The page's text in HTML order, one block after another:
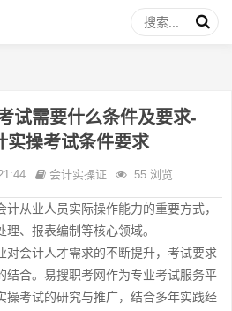
试需要什么条件及要求-
实操考试条件要求
会计实操证 55 浏览
从业人员实际操作能力的重要方式，
、报表编制等核心领域。
对会计人才需求的不断提升，考试要求
结合。易搜职考网作为专业考试服务平
操考试的研究与推广，结合多年实践经